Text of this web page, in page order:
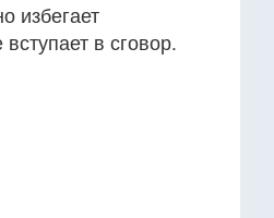
избегает
в сговор.